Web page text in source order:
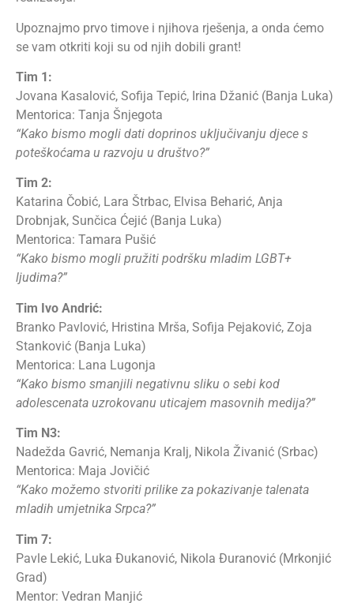
Upoznajmo prvo timove i njihova rješenja, a onda ćemo
se vam otkriti koji su od njih dobili grant!
Tim 1:
Jovana Kasalović, Sofija Tepić, Irina Džanić (Banja Luka)
Mentorica: Tanja Šnjegota
“Kako bismo mogli dati doprinos uključivanju djece s
poteškoćama u razvoju u društvo?”
Tim 2:
Katarina Čobić, Lara Štrbac, Elvisa Beharić, Anja
Drobnjak, Sunčica Ćejić (Banja Luka)
Mentorica: Tamara Pušić
“Kako bismo mogli pružiti podršku mladim LGBT+
ljudima?”
Tim Ivo Andrić:
Branko Pavlović, Hristina Mrša, Sofija Pejaković, Zoja
Stanković (Banja Luka)
Mentorica: Lana Lugonja
“Kako bismo smanjili negativnu sliku o sebi kod
adolescenata uzrokovanu uticajem masovnih medija?”
Tim N3:
Nadežda Gavrić, Nemanja Kralj, Nikola Živanić (Srbac)
Mentorica: Maja Jovičić
“Kako možemo stvoriti prilike za pokazivanje talenata
mladih umjetnika Srpca?”
Tim 7:
Pavle Lekić, Luka Đukanović, Nikola Đuranović (Mrkonjić
Grad)
Mentor: Vedran Manjić